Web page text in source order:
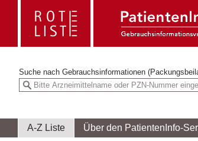
Suche nach Gebrauchsinformationen
A-Z Liste Über den PatientenInfo-